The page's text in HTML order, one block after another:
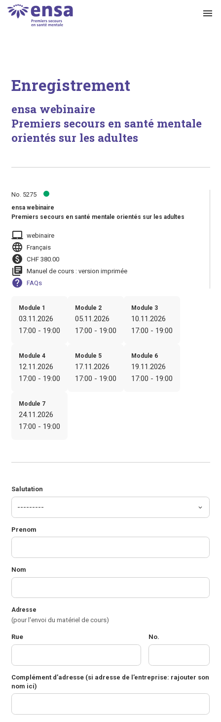
menu
Enregistrement
ensa webinaire
Premiers secours en santé mentale
orientés sur les adultes
No. 5275
ensa webinaire
Premiers secours en santé mentale orientés sur les adultes
laptop_mac webinaire
language Français
paid CHF 380.00
library_books Manuel de cours : version imprimée
help FAQs
Module 1
03.11.2026
17:00 - 19:00
Module 2
05.11.2026
17:00 - 19:00
Module 3
10.11.2026
17:00 - 19:00
Module 4
12.11.2026
17:00 - 19:00
Module 5
17.11.2026
17:00 - 19:00
Module 6
19.11.2026
17:00 - 19:00
Module 7
24.11.2026
17:00 - 19:00
Salutation
Prenom
Nom
Adresse
(pour l'envoi du matériel de cours)
Rue No.
Complément d’adresse (si adresse de l’entreprise: rajouter son
nom ici)